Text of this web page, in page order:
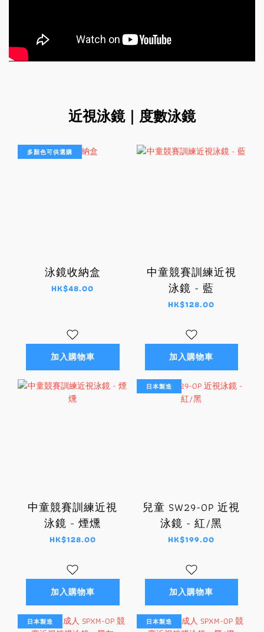
近視泳鏡｜度數泳鏡
多顏色可供選購
泳鏡收納盒
HK$48.00
加入購物車
中童競賽訓練近視
泳鏡 - 藍
HK$128.00
加入購物車
中童競賽訓練近視
泳鏡 - 煙燻
HK$128.00
加入購物車
日本製造
兒童 SW29-OP 近視
泳鏡 - 紅/黑
HK$199.00
加入購物車
日本製造 日本製造